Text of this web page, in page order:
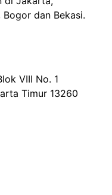
dan Bekasi.
VIII No. 1
Timur 13260